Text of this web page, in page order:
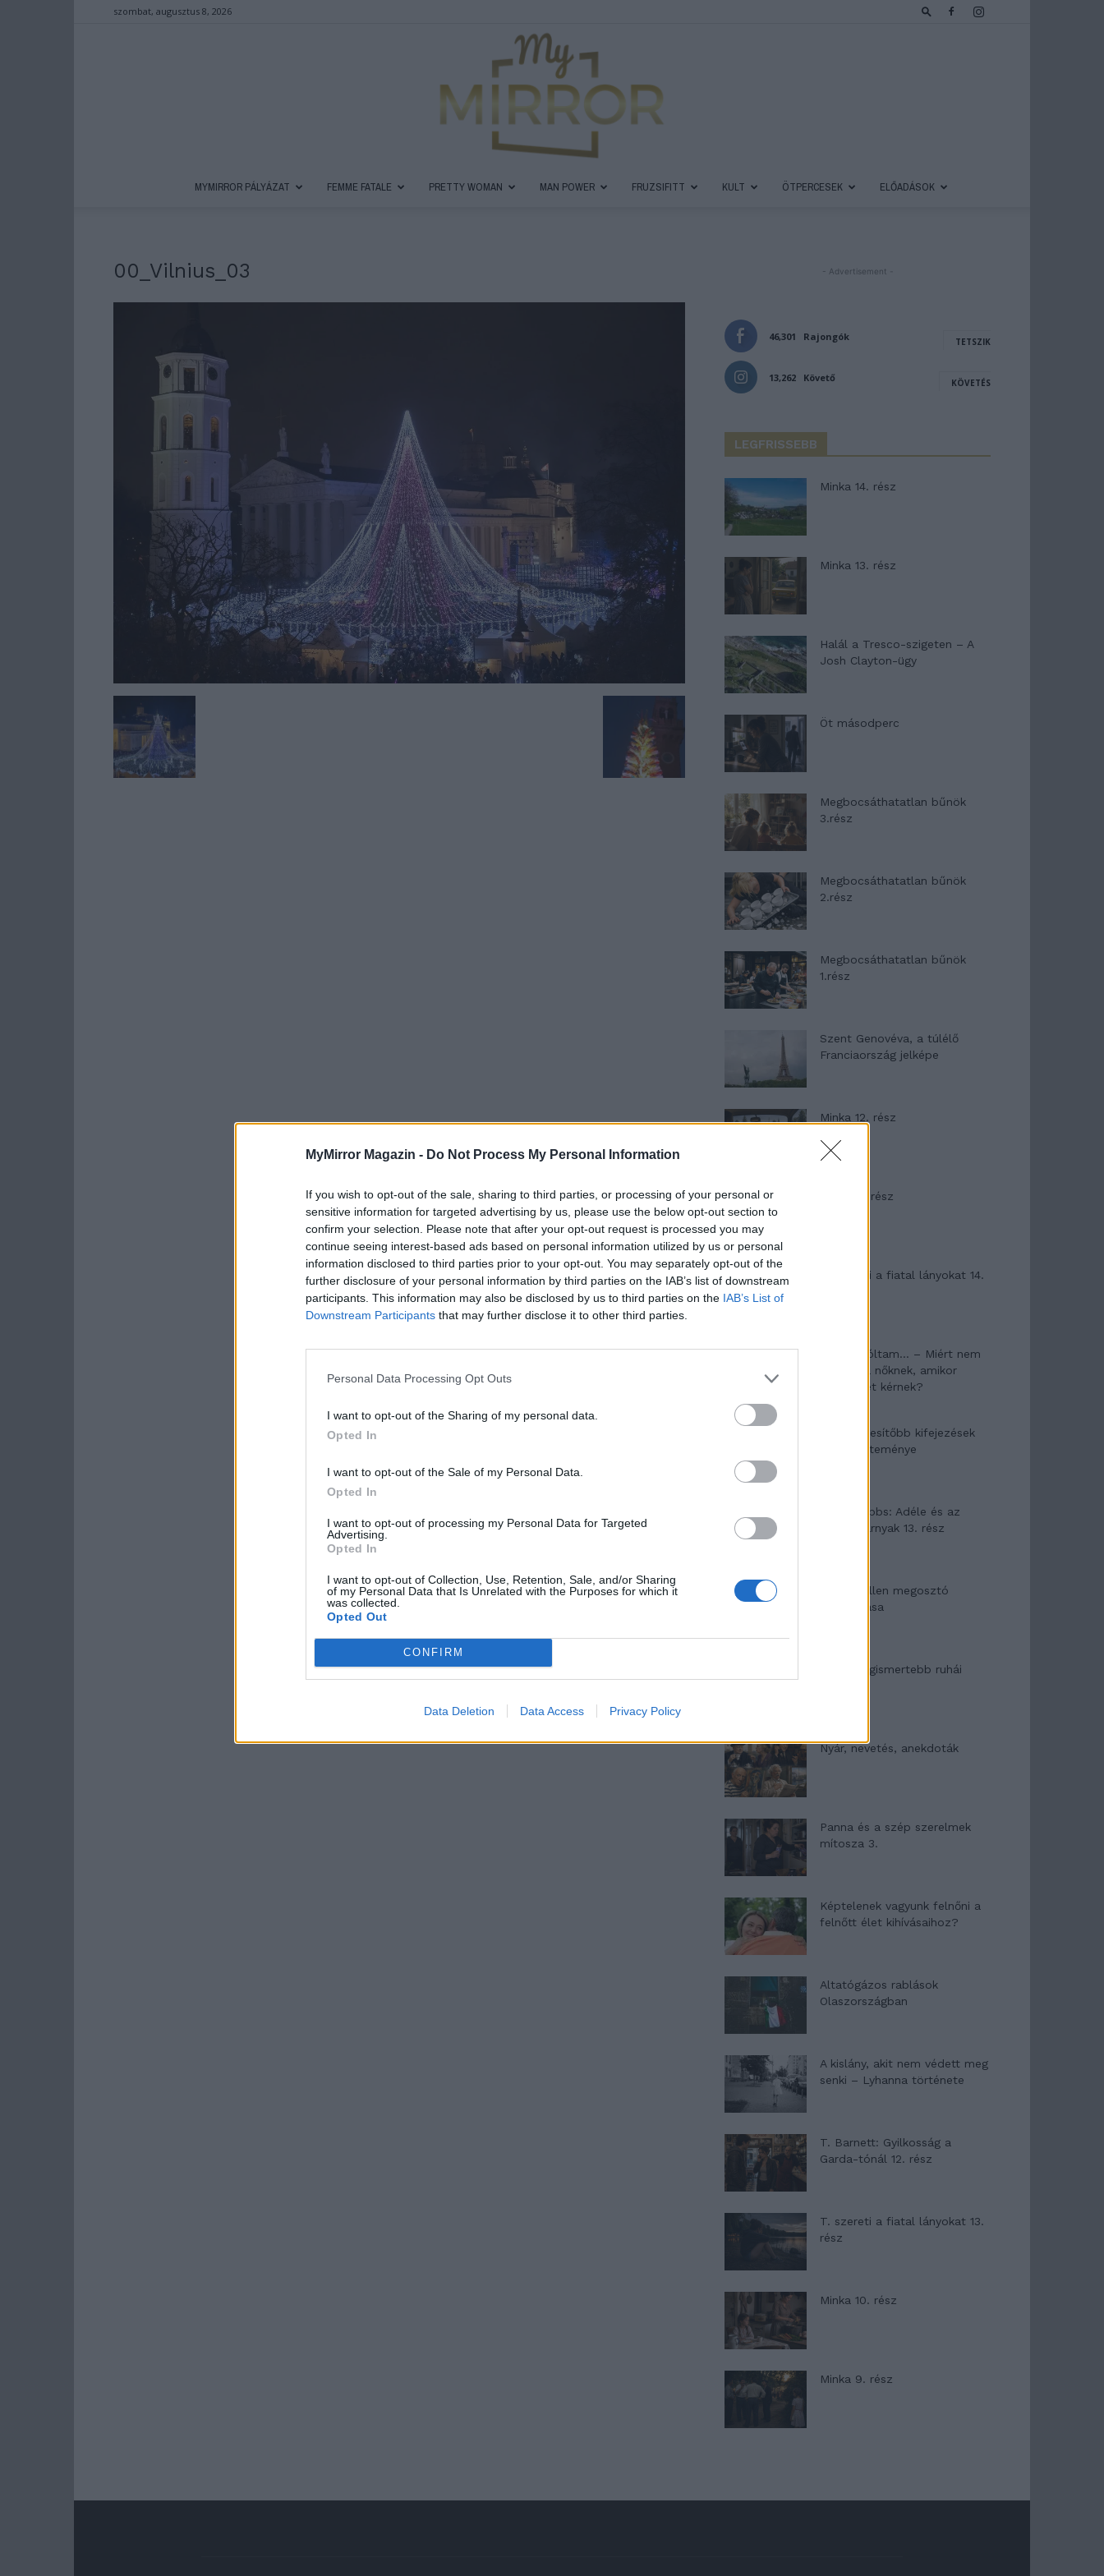
MyMirror Magazin - Do Not Process My Personal Information
If you wish to opt-out of the sale, sharing to third parties, or processing of your personal or
sensitive information for targeted advertising by us, please use the below opt-out section to
confirm your selection. Please note that after your opt-out request is processed you may
continue seeing interest-based ads based on personal information utilized by us or personal
information disclosed to third parties prior to your opt-out. You may separately opt-out of the
further disclosure of your personal information by third parties on the IAB’s list of downstream
participants. This information may also be disclosed by us to third parties on the IAB’s List of
Downstream Participants that may further disclose it to other third parties.
Personal Data Processing Opt Outs
I want to opt-out of the Sharing of my personal data.
Opted In
I want to opt-out of the Sale of my Personal Data.
Opted In
I want to opt-out of processing my Personal Data for Targeted
Advertising.
Opted In
I want to opt-out of Collection, Use, Retention, Sale, and/or Sharing
of my Personal Data that Is Unrelated with the Purposes for which it
was collected.
Opted Out
CONFIRM
Data Deletion Data Access Privacy Policy
szombat, augusztus 8, 2026
MYMIRROR PÁLYÁZAT FEMME FATALE PRETTY WOMAN MAN POWER FRUZSIFITT KULT ÖTPERCESEK ELŐADÁSOK
00_Vilnius_03 - Advertisement -
46,301 Rajongók TETSZIK
13,262 Követő KÖVETÉS
LEGFRISSEBB
Minka 14. rész
Minka 13. rész
Halál a Tresco-szigeten – A
Josh Clayton-ügy
Öt másodperc
Megbocsáthatatlan bűnök
3.rész
Megbocsáthatatlan bűnök
2.rész
Megbocsáthatatlan bűnök
1.rész
Szent Genovéva, a túlélő
Franciaország jelképe
Minka 12. rész
Minka 11. rész
T. szereti a fiatal lányokat 14.
Pedig szóltam… – Miért nem
hiszünk a nőknek, amikor
segítséget kérnek?
A legidegesítőbb kifejezések
laza gyűjteménye
Elyna Robbs: Adéle és az
örökölt árnyak 13. rész
Woody Allen megosztó
zsenialitása
A világ legismertebb ruhái
Nyár, nevetés, anekdoták
Panna és a szép szerelmek
mítosza 3.
Képtelenek vagyunk felnőni a
felnőtt élet kihívásaihoz?
Altatógázos rablások
Olaszországban
A kislány, akit nem védett meg
senki – Lyhanna története
T. Barnett: Gyilkosság a
Garda-tónál 12. rész
T. szereti a fiatal lányokat 13.
rész
Minka 10. rész
Minka 9. rész